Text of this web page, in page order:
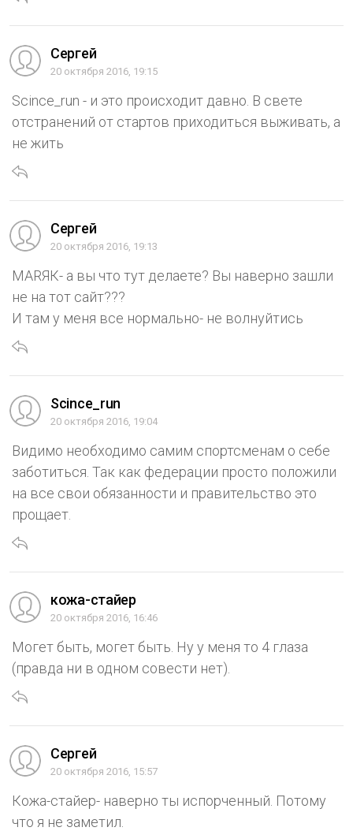
Сергей
20 октября 2016, 19:15
Scince_run - и это происходит давно. В свете
отстранений от стартов приходиться выживать, а
не жить
Сергей
20 октября 2016, 19:13
MARЯК- а вы что тут делаете? Вы наверно зашли
не на тот сайт???
И там у меня все нормально- не волнуйтись
Scince_run
20 октября 2016, 19:04
Видимо необходимо самим спортсменам о себе
заботиться. Так как федерации просто положили
на все свои обязанности и правительство это
прощает.
кожа-стайер
20 октября 2016, 16:46
Могет быть, могет быть. Ну у меня то 4 глаза
(правда ни в одном совести нет).
Сергей
20 октября 2016, 15:57
Кожа-стайер- наверно ты испорченный. Потому
что я не заметил.